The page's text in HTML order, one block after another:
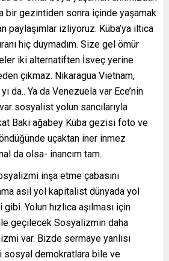
bir gezintiden sonra içinde yaşamak
paylaşımlar izliyoruz. Küba’ya iltica
hiç duymadım. Size gel ömür
iki alternatiften İsveç yerine
çıkmaz. Nikaragua Vietnam,
da.. Ya da Venezuela var Ece’nin
sosyalist yolun sancılarıyla
Baki ağabey Küba gezisi foto ve
uçaktan iner inmez
da olsa- inancım tam.
inşa etme çabasını
asıl yol kapitalist dünyada yol
gibi. Yolun hızlıca aşılması için
geçilecek Sosyalizmin daha
var. Bizde sermaye yanlısı
demokratlara bile ve